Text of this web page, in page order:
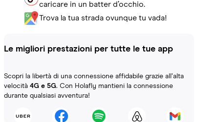
caricare in un batter d’occhio.
Trova la tua strada ovunque tu vada!
Le migliori prestazioni per tutte le tue app
Scopri la libertà di una connessione affidabile grazie all’alta
velocità 4G e 5G. Con Holafly mantieni la connessione
durante qualsiasi avventura!